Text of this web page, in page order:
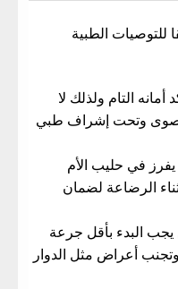
للتوصيات الطبية
التام ولذلك لا
وتحت إشراف طبي
في حليب الأم
الرضاعة لضمان
يجب البدء بأقل جرعة
أعراض مثل الدوار